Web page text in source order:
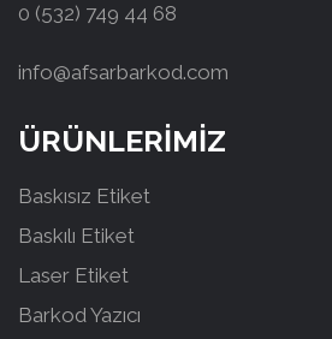
0 (532) 749 44 68
info@afsarbarkod.com
ÜRÜNLERİMİZ
Baskısız Etiket
Baskılı Etiket
Laser Etiket
Barkod Yazıcı